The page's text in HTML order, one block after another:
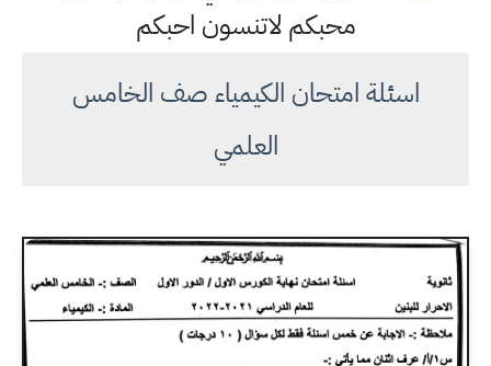
محبكم لاتنسون احبكم
اسئلة امتحان الكيمياء صف الخامس
العلمي